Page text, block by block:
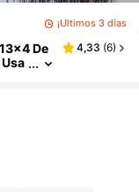
¡Últimos 3 días
De
Depila
4,33 (6)